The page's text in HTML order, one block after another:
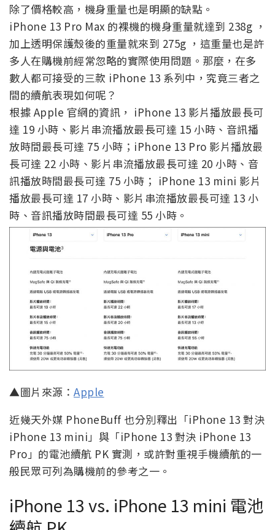
除了價格較高，機身重量也是明顯的缺點。
iPhone 13 Pro Max 的裸機的機身重量就達到 238g ，
加上透明保護殼後的重量就來到 275g ，這重量也是許
多人在購機前經常忽略的實際使用問題。那麼，在多
數人都可接受的三款 iPhone 13 系列中，究竟三者之
間的續航表現如何呢？
根據 Apple 官網的資訊， iPhone 13 影片播放最長可
達 19 小時、影片串流播放最長可達 15 小時、音訊播
放時間最長可達 75 小時；iPhone 13 Pro 影片播放最
長可達 22 小時、影片串流播放最長可達 20 小時、音
訊播放時間最長可達 75 小時； iPhone 13 mini 影片
播放最長可達 17 小時、影片串流播放最長可達 13 小
時、音訊播放時間最長可達 55 小時。
▲圖片來源： Apple
近幾天外媒 PhoneBuff 也分別釋出「iPhone 13 對決
iPhone 13 mini」與「iPhone 13 對決 iPhone 13
Pro」的電池續航 PK 實測，或許對重視手機續航的一
般民眾可列為購機前的參考之一。
iPhone 13 vs. iPhone 13 mini 電池